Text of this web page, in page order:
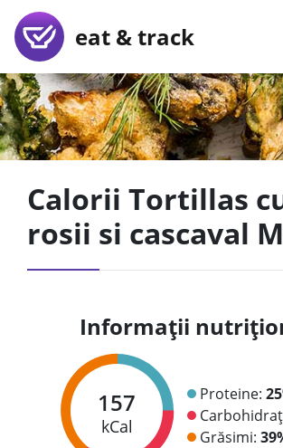
eat & track
Calorii Tortillas
rosii si cascaval
Informații
157
kCal
Proteine:
Grăsimi: